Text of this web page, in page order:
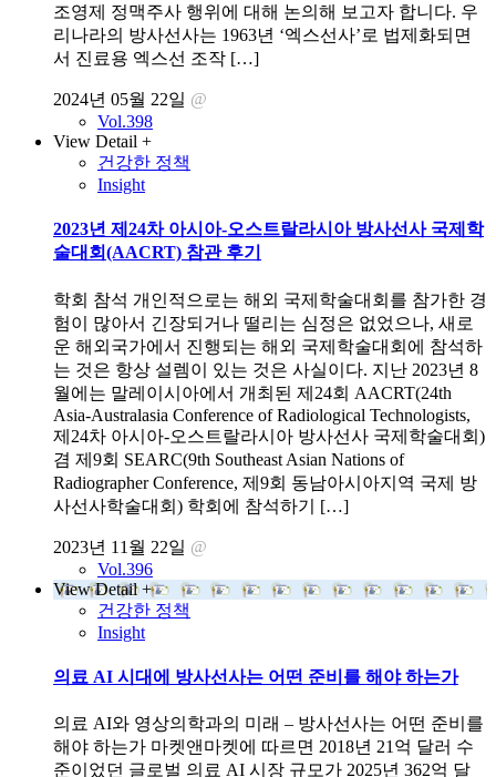
조영제 정맥주사 행위에 대해 논의해 보고자 합니다. 우
리나라의 방사선사는 1963년 ‘엑스선사’로 법제화되면
서 진료용 엑스선 조작 […]
2024년 05월 22일 @
Vol.398
View Detail +
건강한 정책
Insight
2023년 제24차 아시아-오스트랄라시아 방사선사 국제학
술대회(AACRT) 참관 후기
학회 참석 개인적으로는 해외 국제학술대회를 참가한 경
험이 많아서 긴장되거나 떨리는 심정은 없었으나, 새로
운 해외국가에서 진행되는 해외 국제학술대회에 참석하
는 것은 항상 설렘이 있는 것은 사실이다. 지난 2023년 8
월에는 말레이시아에서 개최된 제24회 AACRT(24th
Asia-Australasia Conference of Radiological Technologists,
제24차 아시아-오스트랄라시아 방사선사 국제학술대회)
겸 제9회 SEARC(9th Southeast Asian Nations of
Radiographer Conference, 제9회 동남아시아지역 국제 방
사선사학술대회) 학회에 참석하기 […]
2023년 11월 22일 @
Vol.396
View Detail +
건강한 정책
Insight
의료 AI 시대에 방사선사는 어떤 준비를 해야 하는가
의료 AI와 영상의학과의 미래 – 방사선사는 어떤 준비를
해야 하는가 마켓앤마켓에 따르면 2018년 21억 달러 수
준이었던 글로벌 의료 AI 시장 규모가 2025년 362억 달